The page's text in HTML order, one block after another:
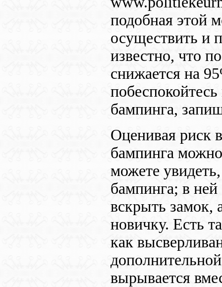
подобная этой
осуществить и
известно, что
снижается на
бампинга,
Оценивая риск
бампинга
можете
бампинга; в
вскрыть замок,
новичку. Есть
как
вырывается